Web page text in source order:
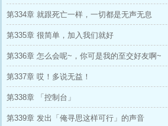
第334章 就跟死亡一样，一切都是无声无息
第335章 很简单，加入我们就好
第336章 怎么会呢~，你可是我的至交好友啊~
第337章 哎！多说无益！
第338章 「控制台」
第339章 发出「俺寻思这样可行」的声音